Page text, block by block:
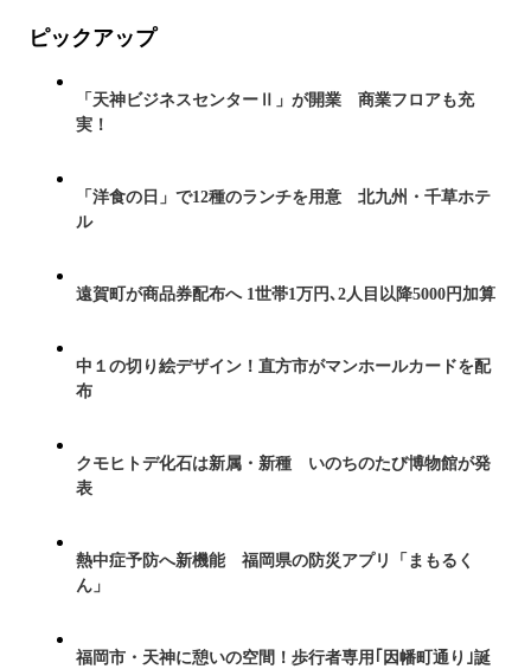
ピックアップ
「天神ビジネスセンターⅡ」が開業 商業フロアも充
実！
「洋食の日」で12種のランチを用意 北九州・千草ホテ
ル
遠賀町が商品券配布へ 1世帯1万円､2人目以降5000円加算
中１の切り絵デザイン！直方市がマンホールカードを配
布
クモヒトデ化石は新属・新種 いのちのたび博物館が発
表
熱中症予防へ新機能 福岡県の防災アプリ「まもるく
ん」
福岡市・天神に憩いの空間！歩行者専用｢因幡町通り｣誕